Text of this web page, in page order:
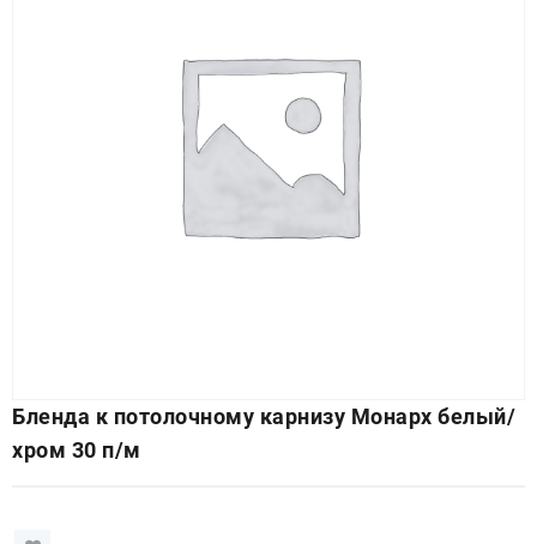
Бленда к потолочному карнизу Монарх белый/
хром 30 п/м